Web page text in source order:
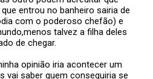
entrou no banheiro sairia de
com o poderoso chefão) e
talvez a filha deles
de chegar.
opinião iria acontecer um
vai saber quem conseguiria se